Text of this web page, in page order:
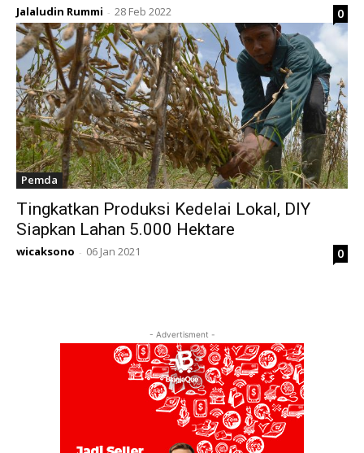
Jalaludin Rummi - 28 Feb 2022 0
Pemda
Tingkatkan Produksi Kedelai Lokal, DIY
Siapkan Lahan 5.000 Hektare
wicaksono - 06 Jan 2021 0
- Advertisment -